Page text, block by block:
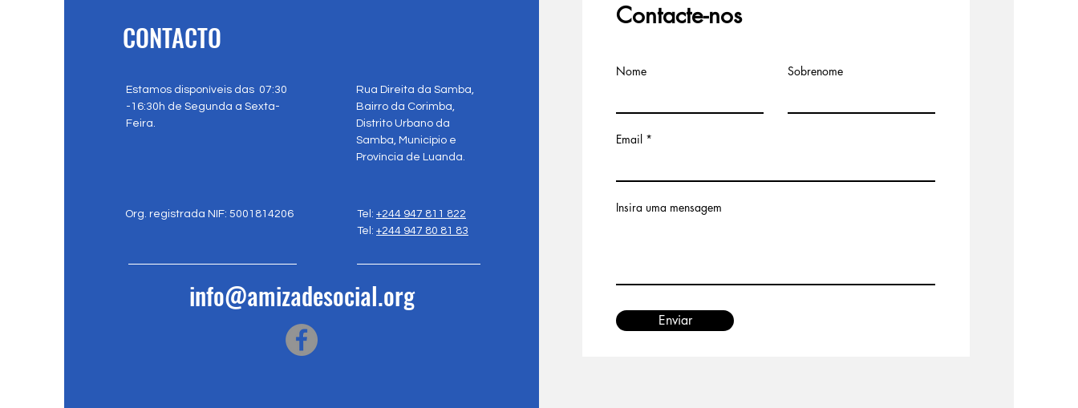
CONTACTO
Estamos disponíveis das 07:30
-16:30h de Segunda a Sexta-
Feira.
Rua Direita da Samba,
Bairro da Corimba,
Distrito Urbano da
Samba, Município e
Província de Luanda.
Org. registrada NIF: 5001814206 Tel: +244 947 811 822
Tel: +244 947 80 81 83
info@amizadesocial.org
Contacte-nos
Nome Sobrenome
Email
Insira uma mensagem
Enviar